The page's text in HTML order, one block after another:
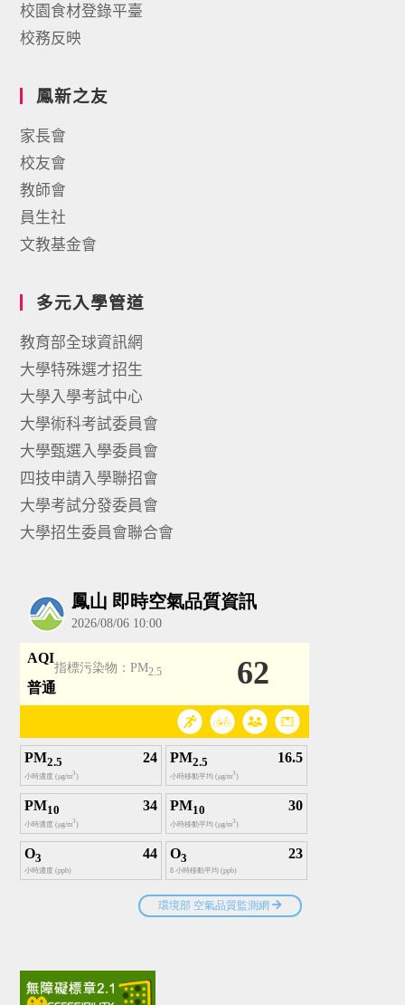
校園食材登錄平臺
校務反映
鳳新之友
家長會
校友會
教師會
員生社
文教基金會
多元入學管道
教育部全球資訊網
大學特殊選才招生
大學入學考試中心
大學術科考試委員會
大學甄選入學委員會
四技申請入學聯招會
大學考試分發委員會
大學招生委員會聯合會